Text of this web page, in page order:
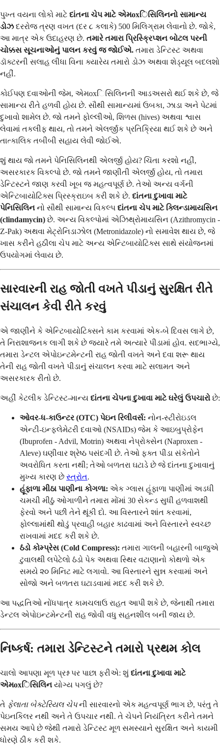
પુખ્ત વયના લોકો માટે દાંતના ચેપ માટે એમoxિસિલિનનો સામાન્ય
ડોઝદરરોજ ત્રણ વખત (દર ૮ કલાકે) 500 મિલિગ્રામ લેવાનો છે. જોકે,
આ માત્ર એક ઉદાહરણ છે. તમારે તમારા પ્રિસ્ક્રિપ્શન બોટલ પરની
ચોક્કસ સૂચનાઓનું પાલન કરવું જ જોઈએ. તમારા ડેન્ટિસ્ટ અથવા
ડૉક્ટરની સલાહ લીધા વિના ક્યારેય તમારો ડોઝ અથવા શેડ્યૂલ બદલશો
નહીં.
કોઈપણ દવાઓની જેમ, એમoxિસિલિનની આડઅસરો થઈ શકે છે, જે
સામાન્ય રીતે હળવી હોય છે. સૌથી સામાન્યમાં ઉબકા, ઝાડા અને પેટમાં
દુખાવો શામેલ છે. જો તમને ફોલ્લીઓ, શિળસ (hives) અથવા શ્વાસ
લેવામાં તકલીફ થાય, તો તમને એલર્જીક પ્રતિક્રિયા થઈ શકે છે અને
તાત્કાલિક તબીબી સહાય લેવી જોઈએ.
શું થાય જો તમને પેનિસિલિનથી એલર્જી હોય? ચિંતા કરશો નહીં,
અસરકારક વિકલ્પો છે. જો તમને જાણીતી એલર્જી હોય, તો તમારા
ડેન્ટિસ્ટને જાણ કરવી ખૂબ જ મહત્વપૂર્ણ છે. તેઓ અન્ય વર્ગની
એન્ટિબાયોટિક્સ પ્રિસ્ક્રાઇબ કરી શકે છે. દાંતના દુખાવા માટે
પેનિસિલિન નો સૌથી સામાન્ય વિકલ્પ દાંતના ચેપ માટે ક્લિન્ડામાયસિન
(clindamycin) છે. અન્ય વિકલ્પોમાં એઝિથ્રોમાયસિન (Azithromycin -
Z-Pak) અથવા મેટ્રોનિડાઝોલ (Metronidazole) નો સમાવેશ થાય છે, જે
ખાસ કરીને હઠીલા ચેપ માટે અન્ય એન્ટિબાયોટિક્સ સાથે સંયોજનમાં
ઉપયોગમાં લેવાય છે.
સારવારની રાહ જોતી વખતે પીડાનું સુરક્ષિત રીતે
સંચાલન કેવી રીતે કરવું
એ જાણીને કે એન્ટિબાયોટિક્સને કામ કરવામાં એક-બે દિવસ લાગે છે,
તે નિરાશાજનક લાગી શકે છે જ્યારે તમે અત્યારે પીડામાં હોવ. સદભાગ્યે,
તમારા ડેન્ટલ એપોઇન્ટમેન્ટની રાહ જોતી વખતે અને દવા શરૂ થાય
તેની રાહ જોતી વખતે પીડાનું સંચાલન કરવા માટે સલામત અને
અસરકારક રીતો છે.
અહીં કેટલીક ડેન્ટિસ્ટ-માન્ય દાંતના ચેપના દુખાવા માટે ઘરેલું ઉપચારો છે:
ઓવર-ધ-કાઉન્ટર (OTC) પેઇન રિલીવર્સ: નોન-સ્ટીરોઇડલ
એન્ટી-ઇન્ફ્લેમેટરી દવાઓ (NSAIDs) જેમ કે આઇબુપ્રોફેન
(Ibuprofen - Advil, Motrin) અથવા નેપ્રોક્સેન (Naproxen -
Aleve) ઘણીવાર શ્રેષ્ઠ પસંદગી છે. તેઓ ફક્ત પીડા સંકેતોને
અવરોધિત કરતા નથી; તેઓ બળતરા ઘટાડે છે જે દાંતના દુખાવાનું
મુખ્ય કારણ છે સ્ત્રોત.
હૂંફાળા મીઠા પાણીના કોગળા: એક ગ્લાસ હૂંફાળા પાણીમાં અડધી
ચમચી મીઠું ઓગાળીને તમારા મોંમાં 30 સેકન્ડ સુધી હળવાશથી
ફેરવો અને પછી તેને થૂંકી દો. આ વિસ્તારને શાંત કરવામાં,
ફોલ્લામાંથી થોડું પ્રવાહી બહાર કાઢવામાં અને વિસ્તારને સ્વચ્છ
રાખવામાં મદદ કરી શકે છે.
ઠંડો કોમ્પ્રેસ (Cold Compress): તમારા ગાલની બહારની બાજુએ
ટુવાલથી લપેટેલો ઠંડો પેક અથવા સ્થિર વટાણાનો કોથળો એક
સમયે ૨૦ મિનિટ માટે લગાવો. આ વિસ્તારને સુન્ન કરવામાં અને
સોજો અને બળતરા ઘટાડવામાં મદદ કરી શકે છે.
આ પદ્ધતિઓ નોંધપાત્ર કામચલાઉ રાહત આપી શકે છે, જેનાથી તમારા
ડેન્ટલ એપોઇન્ટમેન્ટની રાહ જોવી વધુ સહનશીલ બની જાય છે.
નિષ્કર્ષ: તમારા ડેન્ટિસ્ટને તમારો પ્રથમ કોલ
ચાલો આપણા મૂળ પ્રશ્ન પર પાછા ફરીએ: શું દાંતના દુખાવા માટે
એમoxિસિલિન યોગ્ય પગલું છે?
તે ફેલાતા બેક્ટેરિયલ ચેપની સારવારનો એક મહત્વપૂર્ણ ભાગ છે, પરંતુ તે
પેઇનકિલર નથી અને તે ઉપચાર નથી. તે ચેપને નિયંત્રિત કરીને તમને
સમય આપે છે જેથી તમારો ડેન્ટિસ્ટ મૂળ સમસ્યાને સુરક્ષિત અને કાયમી
ધોરણે ઠીક કરી શકે.